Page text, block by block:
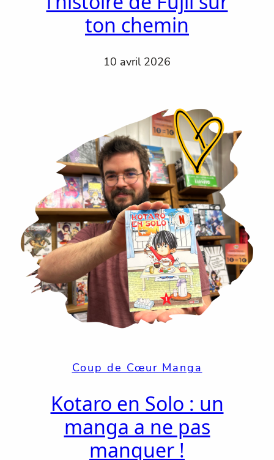
ton chemin
10 avril 2026
Coup de Cœur Manga
Kotaro en Solo : un
manga a ne pas
manquer !